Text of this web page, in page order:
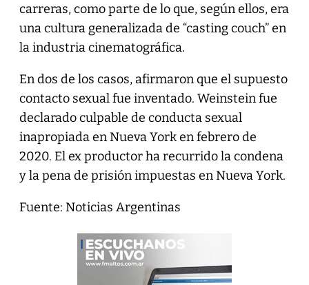
carreras, como parte de lo que, según ellos, era
una cultura generalizada de “casting couch” en
la industria cinematográfica.
En dos de los casos, afirmaron que el supuesto
contacto sexual fue inventado. Weinstein fue
declarado culpable de conducta sexual
inapropiada en Nueva York en febrero de
2020. El ex productor ha recurrido la condena
y la pena de prisión impuestas en Nueva York.
Fuente: Noticias Argentinas